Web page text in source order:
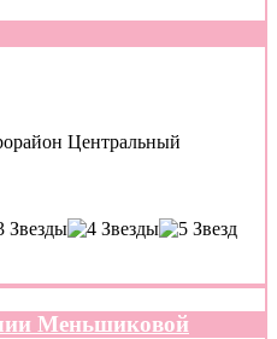
Центральный
Меньшиковой